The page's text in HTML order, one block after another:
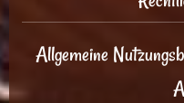
Allgemeine